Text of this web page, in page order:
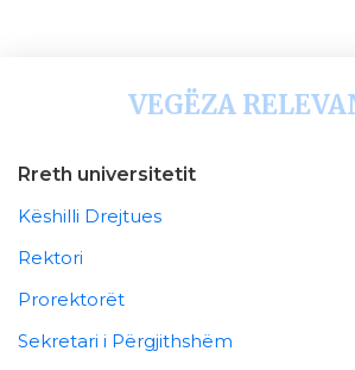
VEGËZA
Rreth universitetit
Këshilli Drejtues
Rektori
Prorektorët
Sekretari i Përgjithshëm